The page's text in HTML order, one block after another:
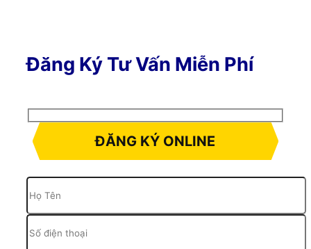
Đăng Ký Tư Vấn Miễn Phí
ĐĂNG KÝ ONLINE